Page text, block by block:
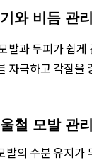
와 비듬 관
발과 두피가 쉽
자극하고 각질을
철 모발 관
발의 수분 유지가